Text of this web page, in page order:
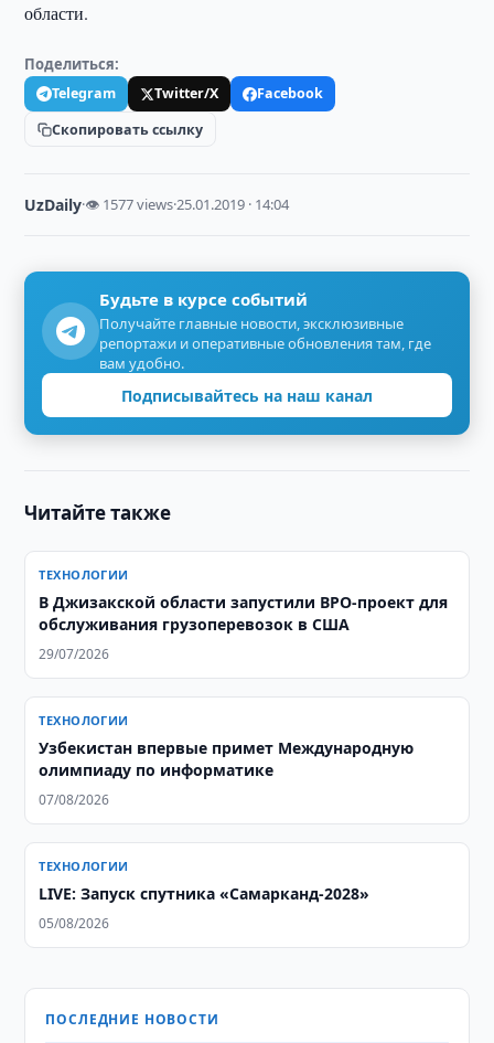
области.
Поделиться:
Telegram Twitter/X
Facebook
Скопировать ссылку
UzDaily·👁 1577 views·25.01.2019 · 14:04
Будьте в курсе событий
Получайте главные новости, эксклюзивные
репортажи и оперативные обновления там, где
вам удобно.
Подписывайтесь на наш канал
Читайте также
ТЕХНОЛОГИИ
В Джизакской области запустили BPO-проект для
обслуживания грузоперевозок в США
29/07/2026
ТЕХНОЛОГИИ
Узбекистан впервые примет Международную
олимпиаду по информатике
07/08/2026
ТЕХНОЛОГИИ
LIVE: Запуск спутника «Самарканд-2028»
05/08/2026
ПОСЛЕДНИЕ НОВОСТИ